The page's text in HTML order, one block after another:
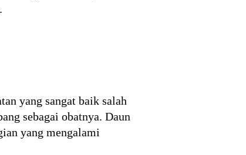
yang sangat baik salah
sebagai obatnya. Daun
yang mengalami